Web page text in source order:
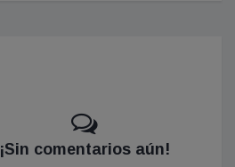
¡Sin comentarios aún!